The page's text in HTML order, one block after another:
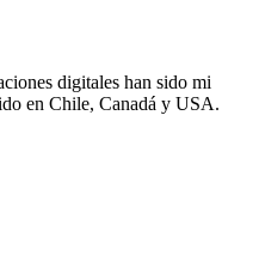
digitales han sido mi
en Chile, Canadá y USA.